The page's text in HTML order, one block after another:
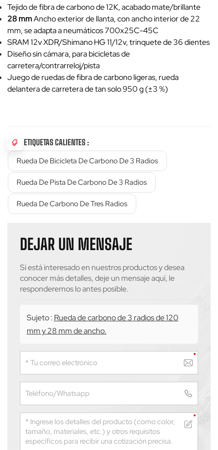
Tejido de fibra de carbono de 12K, acabado mate/brillante
28 mmAncho exterior de llanta, con ancho interior de 22
mm, se adapta a neumáticos 700x25C-45C
SRAM 12v XDR/Shimano HG 11/12v, trinquete de 36 dientes
Diseño sin cámara, para bicicletas de
carretera/contrarreloj/pista
Juego de ruedas de fibra de carbono ligeras, rueda
delantera de carretera de tan solo 950 g (±3 %)
ETIQUETAS CALIENTES :
Rueda De Bicicleta De Carbono De 3 Radios
Rueda De Pista De Carbono De 3 Radios
Rueda De Carbono De Tres Radios
DEJAR UN MENSAJE
Si está interesado en nuestros productos y desea
conocer más detalles, deje un mensaje aquí, le
responderemos lo antes posible.
Sujeto : Rueda de carbono de 3 radios de 120
mm y 28 mm de ancho.